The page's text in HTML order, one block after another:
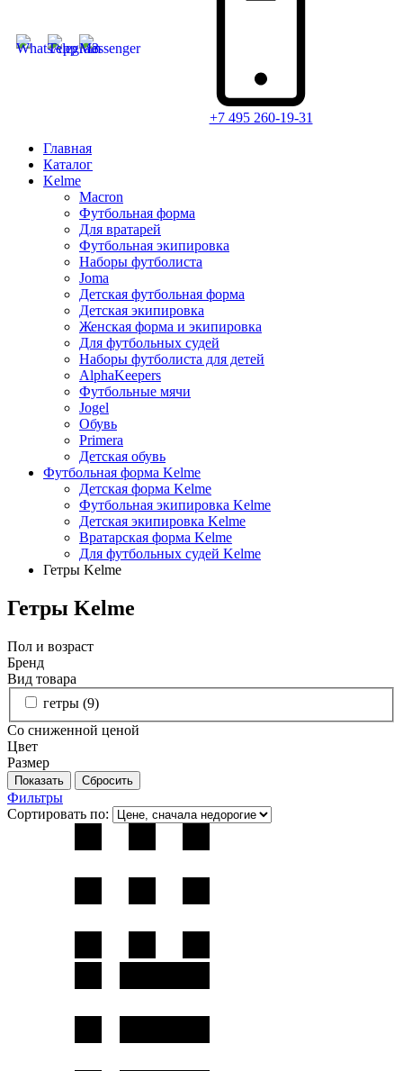
+7 495 260-19-31
Главная
Каталог
Kelme
Macron
Футбольная форма
Для вратарей
Футбольная экипировка
Наборы футболиста
Joma
Детская футбольная форма
Детская экипировка
Женская форма и экипировка
Для футбольных судей
Наборы футболиста для детей
AlphaKeepers
Футбольные мячи
Jogel
Обувь
Primera
Детская обувь
Футбольная форма Kelme
Детская форма Kelme
Футбольная экипировка Kelme
Детская экипировка Kelme
Вратарская форма Kelme
Для футбольных судей Kelme
Гетры Kelme
Гетры Kelme
Пол и возраст
Бренд
Вид товара
гетры (9)
Со сниженной ценой
Цвет
Размер
Фильтры
Сортировать по: